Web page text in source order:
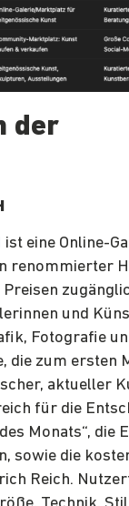
der
ist eine Online-
renommierter
und
Fotografie
die zum ersten
aktueller
für die
Monats“, die
sowie die
Reich.